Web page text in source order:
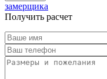
замерщика
Получить расчет